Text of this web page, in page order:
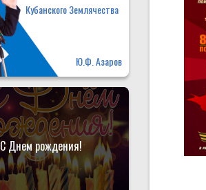
Кубанского Землячества
Ю.Ф. Азаров
С Днем рождения!